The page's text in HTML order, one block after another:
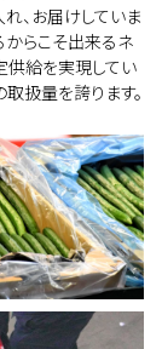
、お届けしていま
からこそ出来るネ
供給を実現してい
取扱量を誇ります。